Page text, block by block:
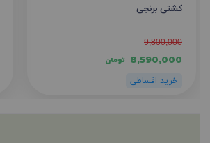
کشتی برنجی
9,800,000
8,590,000 تومان